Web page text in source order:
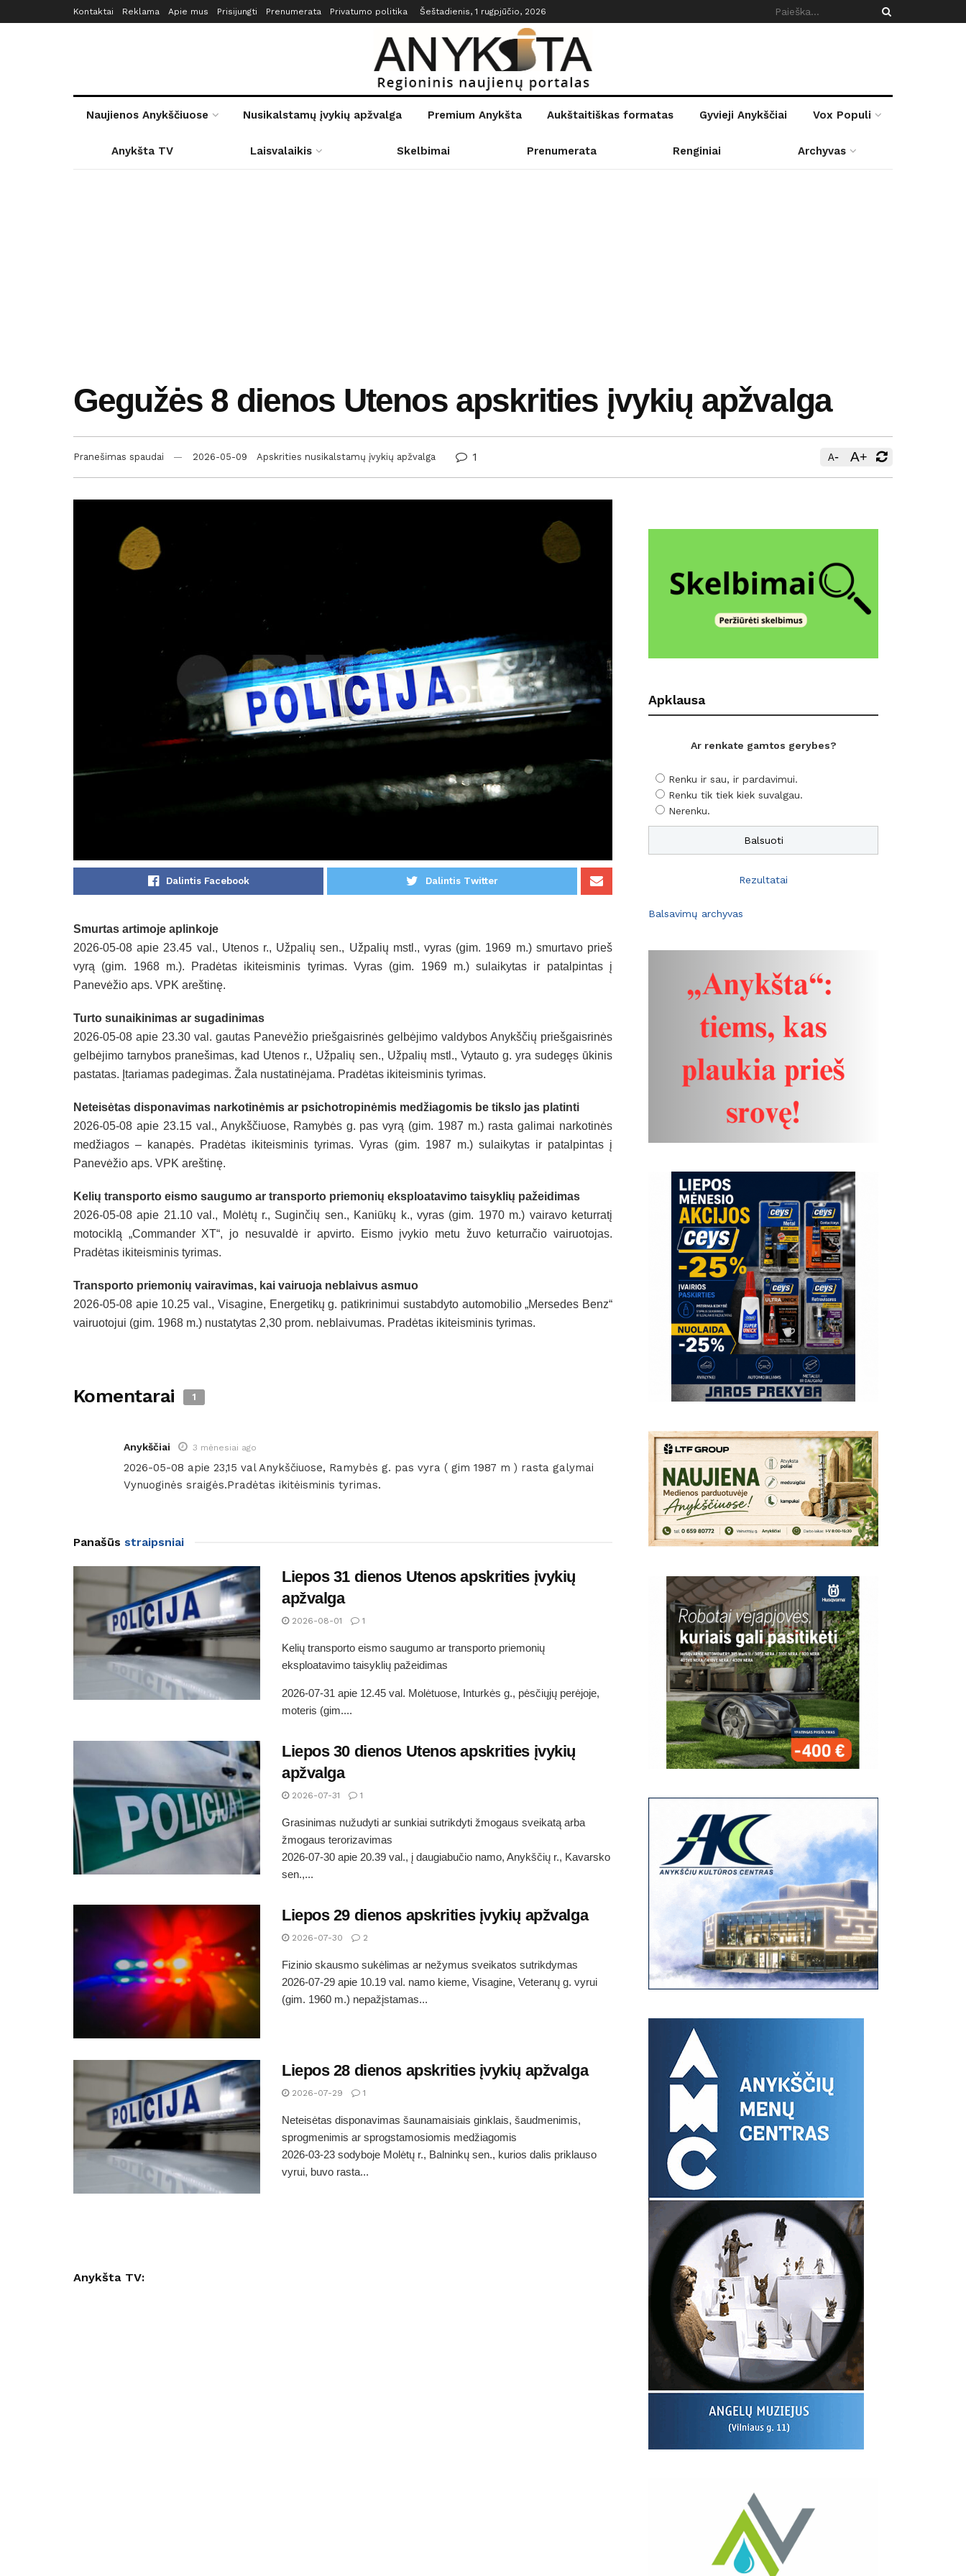
Kontaktai Reklama Apie mus Prisijungti Prenumerata Privatumo politika Šeštadienis, 1 rugpjūčio, 2026
Naujienos Anykščiuose Nusikalstamų įvykių apžvalga Premium Anykšta Aukštaitiškas formatas Gyvieji Anykščiai Vox Populi
Anykšta TV Laisvalaikis Skelbimai Prenumerata Renginiai Archyvas
Gegužės 8 dienos Utenos apskrities įvykių apžvalga
Pranešimas spaudai 2026-05-09 Apskrities nusikalstamų įvykių apžvalga 1 A- A+
Dalintis Facebook Dalintis Twitter
Smurtas artimoje aplinkoje
2026-05-08 apie 23.45 val., Utenos r., Užpalių sen., Užpalių mstl., vyras (gim. 1969 m.) smurtavo prieš
vyrą (gim. 1968 m.). Pradėtas ikiteisminis tyrimas. Vyras (gim. 1969 m.) sulaikytas ir patalpintas į
Panevėžio aps. VPK areštinę.
Turto sunaikinimas ar sugadinimas
2026-05-08 apie 23.30 val. gautas Panevėžio priešgaisrinės gelbėjimo valdybos Anykščių priešgaisrinės
gelbėjimo tarnybos pranešimas, kad Utenos r., Užpalių sen., Užpalių mstl., Vytauto g. yra sudegęs ūkinis
pastatas. Įtariamas padegimas. Žala nustatinėjama. Pradėtas ikiteisminis tyrimas.
Neteisėtas disponavimas narkotinėmis ar psichotropinėmis medžiagomis be tikslo jas platinti
2026-05-08 apie 23.15 val., Anykščiuose, Ramybės g. pas vyrą (gim. 1987 m.) rasta galimai narkotinės
medžiagos – kanapės. Pradėtas ikiteisminis tyrimas. Vyras (gim. 1987 m.) sulaikytas ir patalpintas į
Panevėžio aps. VPK areštinę.
Kelių transporto eismo saugumo ar transporto priemonių eksploatavimo taisyklių pažeidimas
2026-05-08 apie 21.10 val., Molėtų r., Suginčių sen., Kaniūkų k., vyras (gim. 1970 m.) vairavo keturratį
motociklą „Commander XT“, jo nesuvaldė ir apvirto. Eismo įvykio metu žuvo keturračio vairuotojas.
Pradėtas ikiteisminis tyrimas.
Transporto priemonių vairavimas, kai vairuoja neblaivus asmuo
2026-05-08 apie 10.25 val., Visagine, Energetikų g. patikrinimui sustabdyto automobilio „Mersedes Benz“
vairuotojui (gim. 1968 m.) nustatytas 2,30 prom. neblaivumas. Pradėtas ikiteisminis tyrimas.
Komentarai 1
Anykščiai 3 mėnesiai ago
2026-05-08 apie 23,15 val Anykščiuose, Ramybės g. pas vyra ( gim 1987 m ) rasta galymai
Vynuoginės sraigės.Pradėtas ikitėisminis tyrimas.
Panašūs straipsniai
Liepos 31 dienos Utenos apskrities įvykių
apžvalga
2026-08-01 1
Kelių transporto eismo saugumo ar transporto priemonių
eksploatavimo taisyklių pažeidimas
2026-07-31 apie 12.45 val. Molėtuose, Inturkės g., pėsčiųjų perėjoje,
moteris (gim....
Liepos 30 dienos Utenos apskrities įvykių
apžvalga
2026-07-31 1
Grasinimas nužudyti ar sunkiai sutrikdyti žmogaus sveikatą arba
žmogaus terorizavimas
2026-07-30 apie 20.39 val., į daugiabučio namo, Anykščių r., Kavarsko
sen.,...
Liepos 29 dienos apskrities įvykių apžvalga
2026-07-30 2
Fizinio skausmo sukėlimas ar nežymus sveikatos sutrikdymas
2026-07-29 apie 10.19 val. namo kieme, Visagine, Veteranų g. vyrui
(gim. 1960 m.) nepažįstamas...
Liepos 28 dienos apskrities įvykių apžvalga
2026-07-29 1
Neteisėtas disponavimas šaunamaisiais ginklais, šaudmenimis,
sprogmenimis ar sprogstamosiomis medžiagomis
2026-03-23 sodyboje Molėtų r., Balninkų sen., kurios dalis priklauso
vyrui, buvo rasta...
Anykšta TV:
Apklausa
Ar renkate gamtos gerybes?
Renku ir sau, ir pardavimui.
Renku tik tiek kiek suvalgau.
Nerenku.
Rezultatai
Balsavimų archyvas